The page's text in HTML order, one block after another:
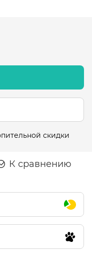
скидки
К сравнению